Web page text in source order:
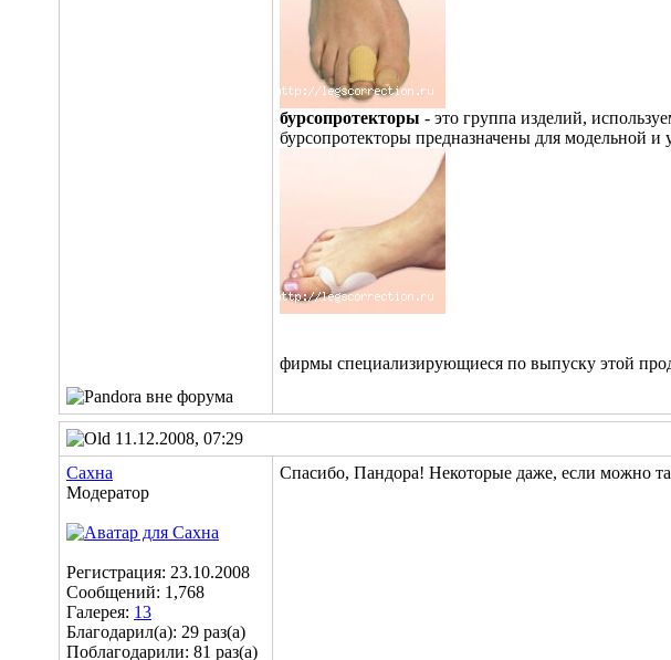
бурсопротекторы - это группа изделий,
бурсопротекторы предназначены для модельной
фирмы специализирующиеся по выпуску этой
11.12.2008, 07:29
Сахна
Модератор
Регистрация: 23.10.2008
Сообщений: 1,768
Галерея: 13
Благодарил(а): 29 раз(а)
Поблагодарили: 81 раз(а)
Спасибо, Пандора! Некоторые даже, если можно